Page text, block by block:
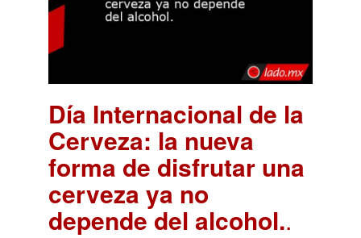
Día Internacional de la
Cerveza: la nueva
forma de disfrutar una
cerveza ya no
depende del alcohol..